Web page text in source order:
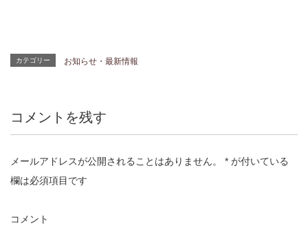
カテゴリー お知らせ・最新情報
コメントを残す
メールアドレスが公開されることはありません。 * が付いている
欄は必須項目です
コメント